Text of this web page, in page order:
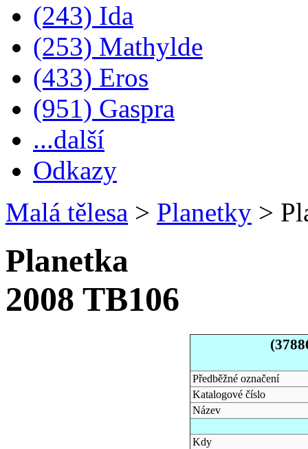
(243) Ida
(253) Mathylde
(433) Eros
(951) Gaspra
...další
Odkazy
Malá tělesa > Planetky >
Planetka
2008 TB106
Předběžné označení
Katalogové číslo
Název
Kdy